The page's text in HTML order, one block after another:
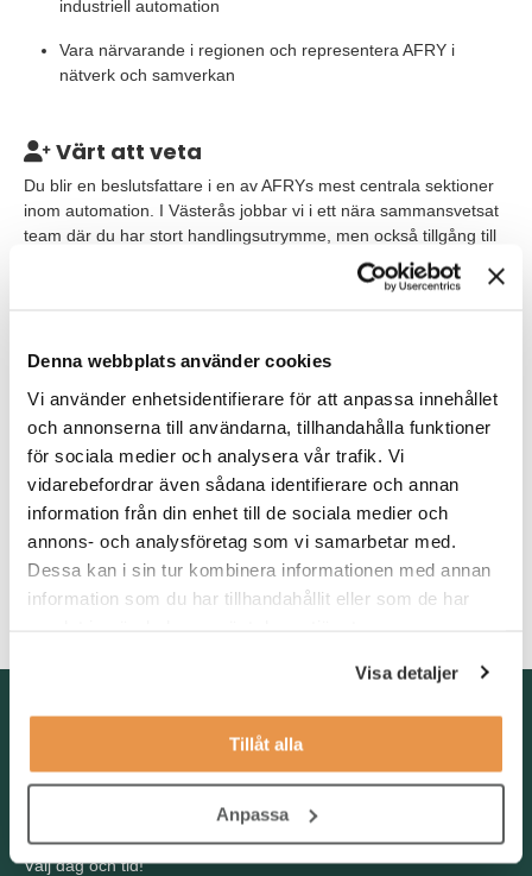
Denna webbplats använder cookies
Vi använder enhetsidentifierare för att anpassa innehållet
och annonserna till användarna, tillhandahålla funktioner
för sociala medier och analysera vår trafik. Vi
vidarebefordrar även sådana identifierare och annan
information från din enhet till de sociala medier och
annons- och analysföretag som vi samarbetar med.
Dessa kan i sin tur kombinera informationen med annan
information som du har tillhandahållit eller som de har
Visa detaljer
Tillåt alla
Anpassa
industriell automation
Vara närvarande i regionen och representera AFRY i
nätverk och samverkan
Värt att veta
Du blir en beslutsfattare i en av AFRYs mest centrala sektioner
inom automation. I Västerås jobbar vi i ett nära sammansvetsat
team där du har stort handlingsutrymme, men också tillgång till
stöttning från tidigare sektionschef samt omkringliggande
sektioner. Rollen är på heltid, med placering i Västerås. Tjänsten
Våra förväntningar
Vi söker dig med teknisk bakgrund, gärna som
automationsingenjör inom industriell automation, som vill växla
upp till ett mer affärsnära och ledande uppdrag. Du har ett driv
att skapa affärer, trivs i kunddialoger och är trygg i att leda och
inspirera andra. Tidigare erfarenhet från konsultbranschen, t.ex.
tillverkningsindustrin. Vi söker dig med fart och ett stort driv.
info@tng.se
Boka möte
Välj dag och tid!